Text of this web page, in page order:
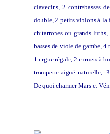
clavecins, 2 contrebasses
double, 2 petits violons à la
chitarrones ou grands
basses de viole de gambe, 4
1 orgue régale, 2 cornets à
trompette aiguë naturelle, 3
De quoi charmer Mars et